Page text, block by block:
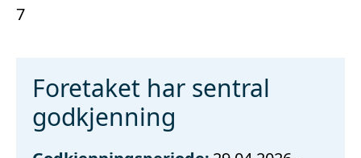
7
Foretaket har sentral
godkjenning